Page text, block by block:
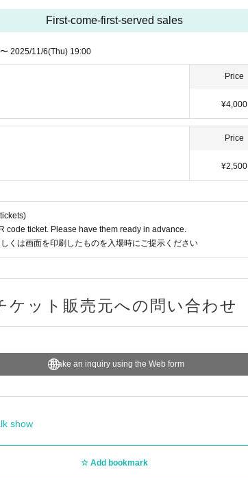
First-come-first-served sales
〜 2025/11/6(Thu) 19:00
Price
¥4,000
Price
¥2,500
code ticket. Please have them ready in advance.
くは画面を印刷したものを入場時にご提示ください
ケット販売元への問い合わせ
Make an inquiry using the Web form
show
Add bookmark